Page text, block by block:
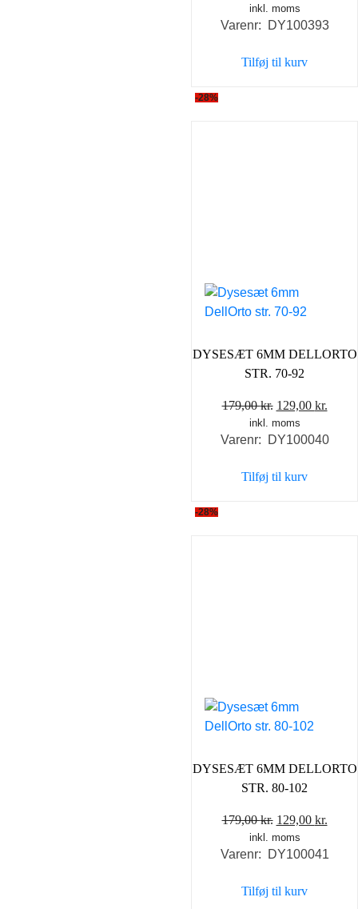
oprindelige
pris
179,00 kr..
pris
inkl. moms
Varenr: DY100393
Tilføj til kurv
-28%
DYSESÆT 6MM DELLORTO
STR. 70-92
179,00kr. Den
oprindelige
pris
179,00 kr..
129,00 kr.
pris
inkl. moms
Varenr: DY100040
Tilføj til kurv
-28%
DYSESÆT 6MM DELLORTO
STR. 80-102
179,00kr. Den
oprindelige
pris
179,00 kr..
129,00 kr.
pris
inkl. moms
Varenr: DY100041
Tilføj til kurv